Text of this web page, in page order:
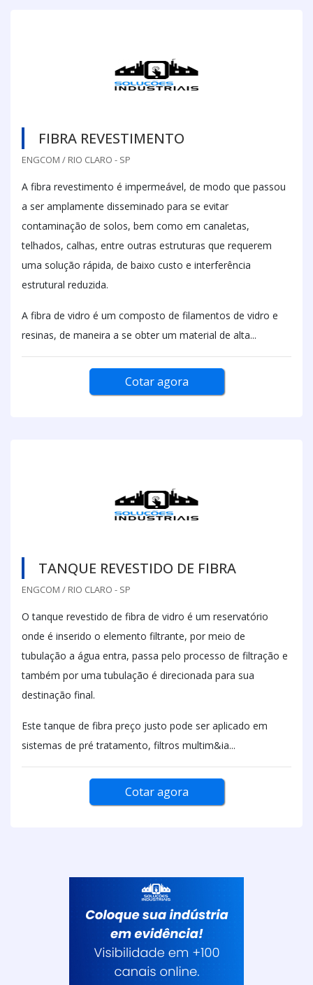
FIBRA REVESTIMENTO
ENGCOM / RIO CLARO - SP
A fibra revestimento é impermeável, de modo que passou
a ser amplamente disseminado para se evitar
contaminação de solos, bem como em canaletas,
telhados, calhas, entre outras estruturas que requerem
uma solução rápida, de baixo custo e interferência
estrutural reduzida.
A fibra de vidro é um composto de filamentos de vidro e
resinas, de maneira a se obter um material de alta...
Cotar agora
TANQUE REVESTIDO DE FIBRA
ENGCOM / RIO CLARO - SP
O tanque revestido de fibra de vidro é um reservatório
onde é inserido o elemento filtrante, por meio de
tubulação a água entra, passa pelo processo de filtração e
também por uma tubulação é direcionada para sua
destinação final.
Este tanque de fibra preço justo pode ser aplicado em
sistemas de pré tratamento, filtros multim&ia...
Cotar agora